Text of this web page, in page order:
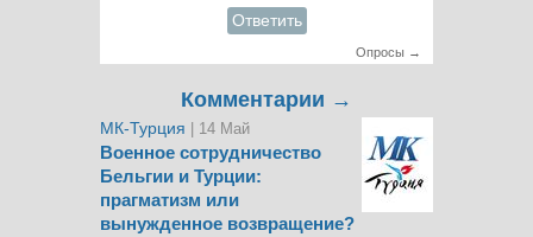
Ответить
Опросы →
Комментарии →
МК-Турция | 14 Май
Военное сотрудничество
Бельгии и Турции:
прагматизм или
вынужденное возвращение?